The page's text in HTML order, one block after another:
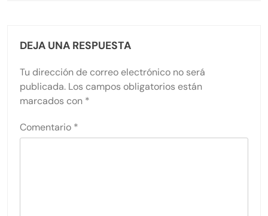
DEJA UNA RESPUESTA
Tu dirección de correo electrónico no será
publicada. Los campos obligatorios están
marcados con *
Comentario *